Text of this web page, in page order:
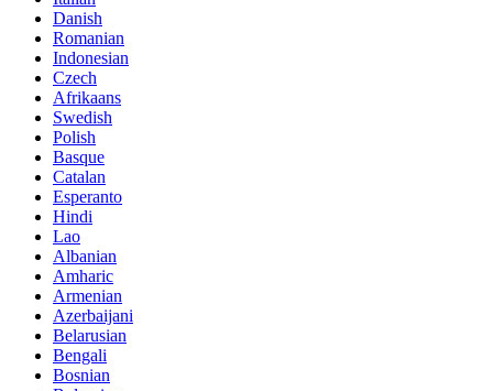
Danish
Romanian
Indonesian
Czech
Afrikaans
Swedish
Polish
Basque
Catalan
Esperanto
Hindi
Lao
Albanian
Amharic
Armenian
Azerbaijani
Belarusian
Bengali
Bosnian